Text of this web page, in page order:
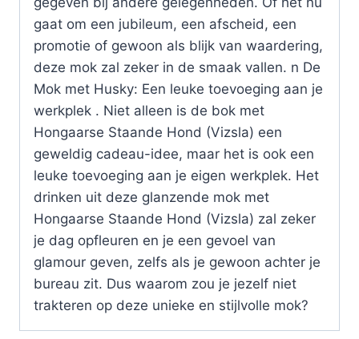
gaat om een jubileum, een afscheid, een
promotie of gewoon als blijk van waardering,
deze mok zal zeker in de smaak vallen. n De
Mok met Husky: Een leuke toevoeging aan je
werkplek . Niet alleen is de bok met
Hongaarse Staande Hond (Vizsla) een
geweldig cadeau-idee, maar het is ook een
leuke toevoeging aan je eigen werkplek. Het
drinken uit deze glanzende mok met
Hongaarse Staande Hond (Vizsla) zal zeker
je dag opfleuren en je een gevoel van
glamour geven, zelfs als je gewoon achter je
bureau zit. Dus waarom zou je jezelf niet
trakteren op deze unieke en stijlvolle mok?